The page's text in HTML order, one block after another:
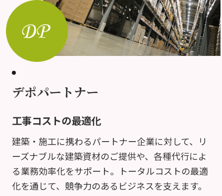
デポパートナー
工事コストの最適化
建築・施工に携わるパートナー企業に対して、リ
ーズナブルな建築資材のご提供や、各種代行によ
る業務効率化をサポート。トータルコストの最適
化を通じて、競争力のあるビジネスを支えます。